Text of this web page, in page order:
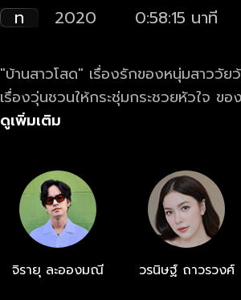
ท 2020 0:58:15 นาที
"บ้านสาวโสด" เรื่องรักของหนุ่มสาววั
เรื่องวุ่นชวนให้กระชุ่มกระชวยหัวใจ
ที่แวะเวียนมาที่ พี.เจ. อพาร์ตเมนต์ ซึ่ง
ยึดมั่นตามคำแนะนำที่หวังดีของคุณแม่?
ดูเพิ่มเติม
จิรายุ ละอองมณี วรนิษฐ์ ถาวรวงศ์